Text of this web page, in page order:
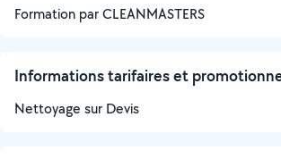
Formation par CLEANMASTERS
Informations tarifaires et
Nettoyage sur Devis